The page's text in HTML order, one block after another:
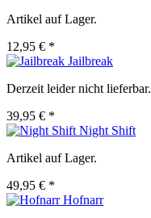
Artikel auf Lager.
12,95 € *
Jailbreak
Derzeit leider nicht lieferbar.
39,95 € *
Night Shift
Artikel auf Lager.
49,95 € *
Hofnarr